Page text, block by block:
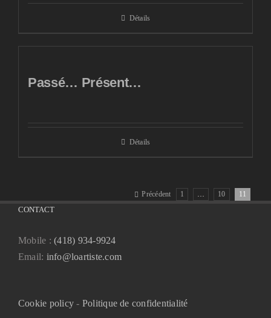
Détails
Passé… Présent…
Détails
Précédent 1 … 10 11
CONTACT
Mobile :(418) 934-9924
Email: info@loartiste.com
Cookie policy - Politique de confidentialité